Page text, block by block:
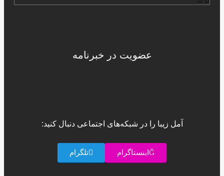
عضویت در خبرنامه
آمل زیبا را در شبکه‌های اجتماعی دنبال کنید:
اینستاگرام تلگرام